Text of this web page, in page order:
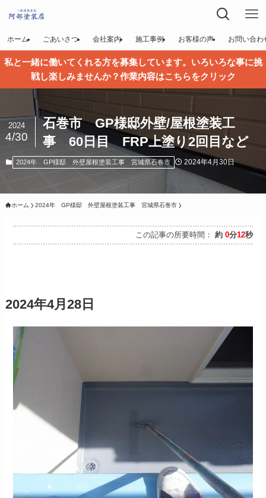
ホーム ごあいさつ 会社案内 施工事例 お客様の声 お問い合わ
私と一緒に働いてくれる方を募集しています。いろいろな事に挑
戦し楽しみませんか？作業内容はこちらをクリック
石巻市 GP様邸外壁/屋根塗装工
事 60日目 FRP上塗り2回目など
2024
4/30
2024年 GP様邸 外壁屋根塗装工事 宮城県石巻市 2024年4月30日
ホーム 2024年 GP様邸 外壁屋根塗装工事 宮城県石巻市
この記事の所要時間： 約 0分12秒
2024年4月28日